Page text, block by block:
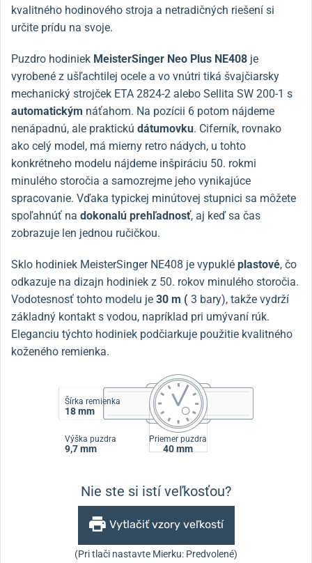
kvalitného hodinového stroja a netradičných riešení si
určite prídu na svoje.
Puzdro hodiniek MeisterSinger Neo Plus NE408 je
vyrobené z ušľachtilej ocele a vo vnútri tiká švajčiarsky
mechanický strojček ETA 2824-2 alebo Sellita SW 200-1 s
automatickým náťahom. Na pozícii 6 potom nájdeme
nenápadnú, ale praktickú dátumovku. Ciferník, rovnako
ako celý model, má mierny retro nádych, u tohto
konkrétneho modelu nájdeme inšpiráciu 50. rokmi
minulého storočia a samozrejme jeho vynikajúce
spracovanie. Vďaka typickej minútovej stupnici sa môžete
spoľahnúť na dokonalú prehľadnosť, aj keď sa čas
zobrazuje len jednou ručičkou.
Sklo hodiniek MeisterSinger NE408 je vypuklé plastové, čo
odkazuje na dizajn hodiniek z 50. rokov minulého storočia.
Vodotesnosť tohto modelu je 30 m ( 3 bary), takže vydrží
základný kontakt s vodou, napríklad pri umývaní rúk.
Eleganciu týchto hodiniek podčiarkuje použitie kvalitného
koženého remienka.
Šírka remienka
18 mm
Výška puzdra
9,7 mm
Priemer puzdra
40 mm
Nie ste si istí veľkosťou?
Vytlačiť vzory veľkostí
(Pri tlači nastavte Mierku: Predvolené)